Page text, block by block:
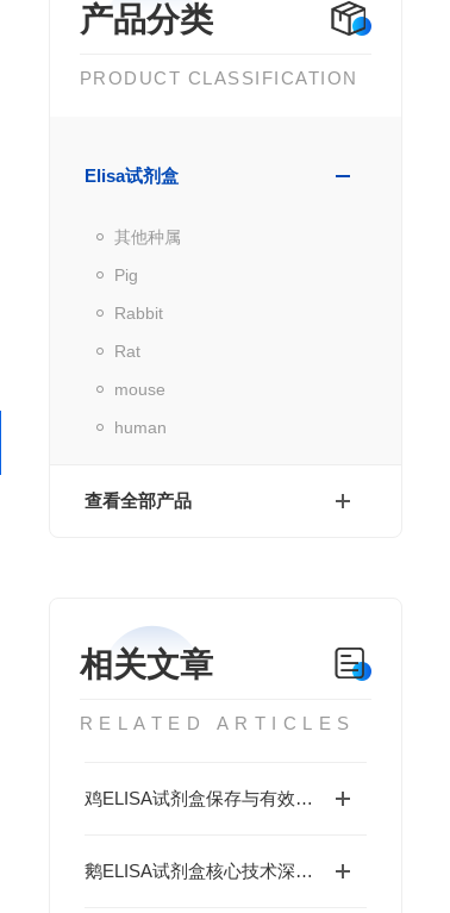
产品分类
PRODUCT CLASSIFICATION
Elisa试剂盒
其他种属
Pig
Rabbit
Rat
mouse
human
查看全部产品
相关文章
RELATED ARTICLES
鸡ELISA试剂盒保存与有效期管理：做错这3步结果全废
鹅ELISA试剂盒核心技术深度解析：如何实现鹅源抗体与抗原的高特异性检测及精准定量分析？